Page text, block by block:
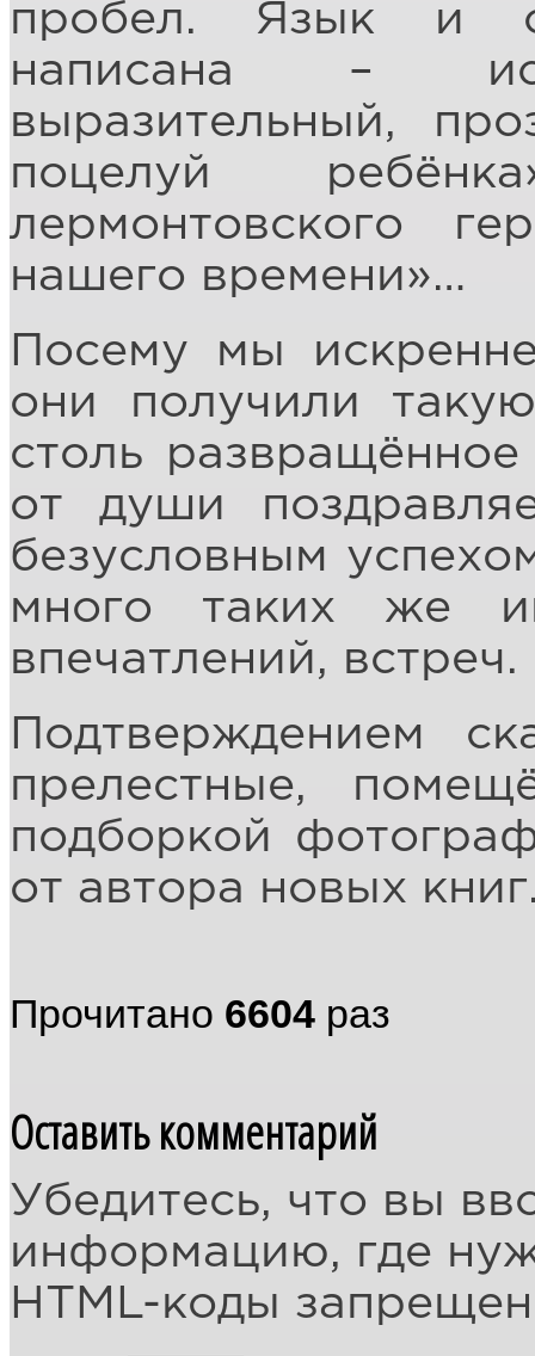
пробел. Язык и
написана –
выразительный,
поцелуй
лермонтовского
нашего времени»…
Посему мы
они получили
столь
от души
безусловным
много таких же
впечатлений, встреч.
Подтверждением
прелестные,
подборкой
от автора новых
Прочитано 6604 раз
Оставить комментарий
Убедитесь, что вы
информацию, где
HTML-коды